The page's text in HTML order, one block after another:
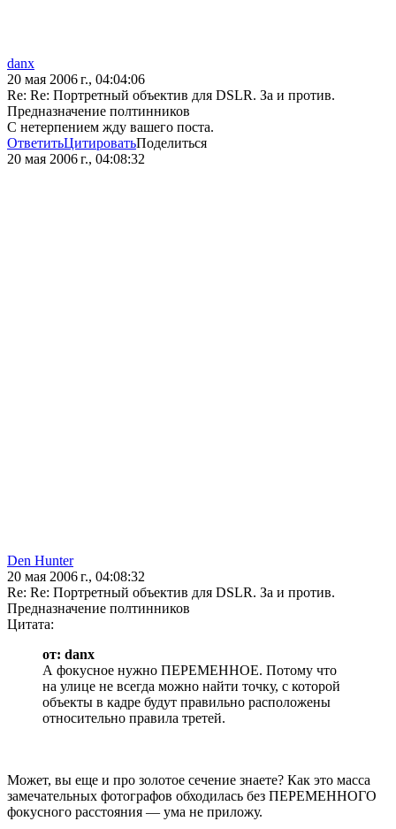
danx
20 мая 2006 г., 04:04:06
Re: Re: Портретный объектив для DSLR. За и против.
Предназначение полтинников
С нетерпением жду вашего поста.
ОтветитьЦитироватьПоделиться
20 мая 2006 г., 04:08:32
Den Hunter
20 мая 2006 г., 04:08:32
Re: Re: Портретный объектив для DSLR. За и против.
Предназначение полтинников
Цитата:
от: danx
А фокусное нужно ПЕРЕМЕННОЕ. Потому что
на улице не всегда можно найти точку, с которой
объекты в кадре будут правильно расположены
относительно правила третей.
Может, вы еще и про золотое сечение знаете? Как это масса
замечательных фотографов обходилась без ПЕРЕМЕННОГО
фокусного расстояния — ума не приложу.